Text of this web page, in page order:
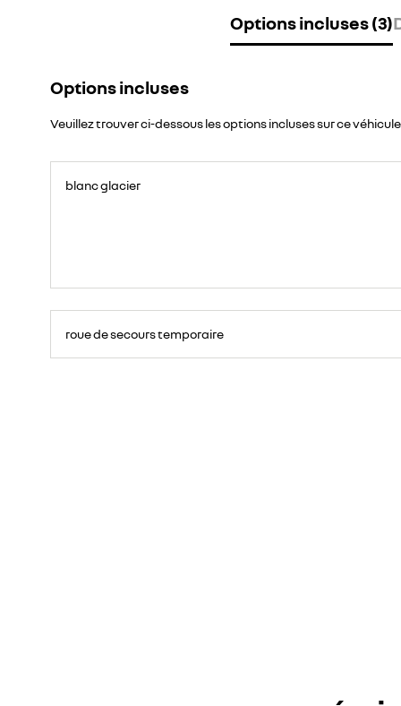
Options incluses (3)
Options incluses
Veuillez trouver ci-dessous les options incluses sur ce véhicule
blanc glacier
roue de secours temporaire